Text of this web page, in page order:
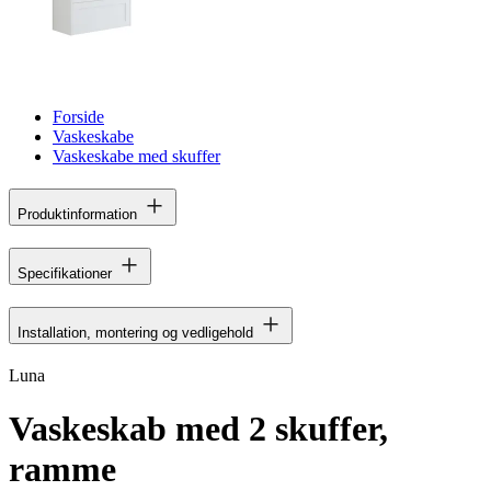
Forside
Vaskeskabe
Vaskeskabe med skuffer
Produktinformation
Specifikationer
Installation, montering og vedligehold
Luna
Vaskeskab med 2 skuffer,
ramme